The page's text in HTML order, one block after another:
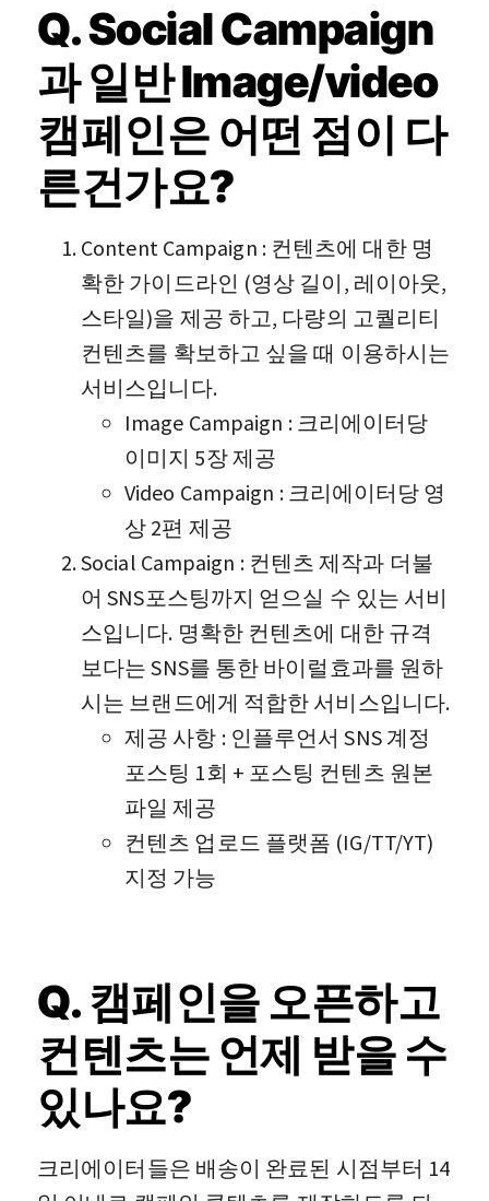
Q. Social Campaign
과 일반 Image/video
캠페인은 어떤 점이 다
른건가요?
Content Campaign : 컨텐츠에 대한 명
확한 가이드라인 (영상 길이, 레이아웃,
스타일)을 제공 하고, 다량의 고퀄리티
컨텐츠를 확보하고 싶을 때 이용하시는
서비스입니다.
Image Campaign : 크리에이터당
이미지 5장 제공
Video Campaign : 크리에이터당 영
상 2편 제공
Social Campaign : 컨텐츠 제작과 더불
어 SNS포스팅까지 얻으실 수 있는 서비
스입니다. 명확한 컨텐츠에 대한 규격
보다는 SNS를 통한 바이럴효과를 원하
시는 브랜드에게 적합한 서비스입니다.
제공 사항 : 인플루언서 SNS 계정
포스팅 1회 + 포스팅 컨텐츠 원본
파일 제공
컨텐츠 업로드 플랫폼 (IG/TT/YT)
지정 가능
Q. 캠페인을 오픈하고
컨텐츠는 언제 받을 수
있나요?
크리에이터들은 배송이 완료된 시점부터 14